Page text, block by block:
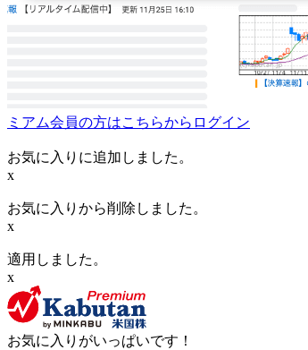
ミアム会員の方はこちらからログイン
お気に入りに追加しました。
x
お気に入りから削除しました。
x
適用しました。
x
お気に入りがいっぱいです！